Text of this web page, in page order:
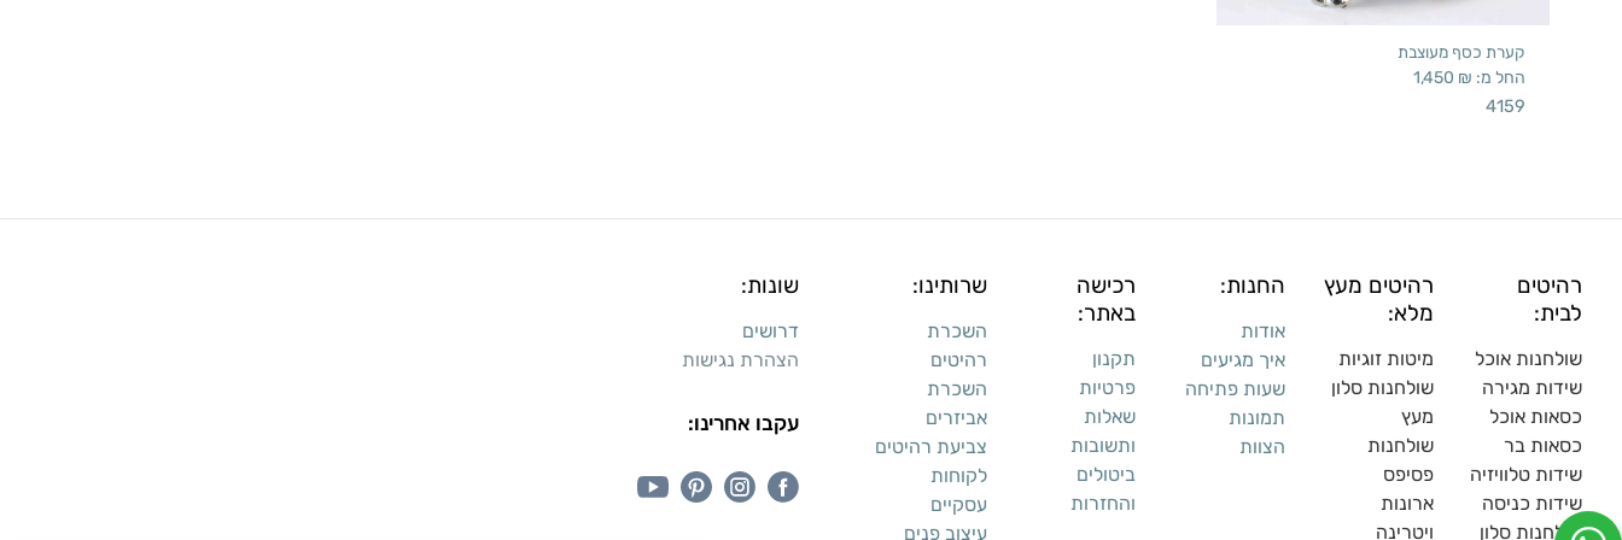
קערת כסף מעוצבת
החל מ: 1,450 ₪
4159
רהיטים
לבית:
שולחנות אוכל
שידות מגירה
כסאות אוכל
כסאות בר
שידות טלוויזיה
שידות כניסה
שולחנות סלון
רהיטים מעץ
מלא:
מיטות זוגיות
שולחנות סלון
מעץ
שולחנות
פסיפס
ארונות
ויטרינה
החנות:
אודות
איך מגיעים
שעות פתיחה
תמונות
הצוות
רכישה
באתר:
תקנון
פרטיות
שאלות
ותשובות
ביטולים
והחזרות
שרותינו:
השכרת
רהיטים
השכרת
אביזרים
צביעת רהיטים
לקוחות
עסקיים
עיצוב פנים
שונות:
דרושים
הצהרת נגישות
עקבו אחרינו: